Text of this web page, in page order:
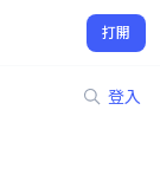
打開
登入